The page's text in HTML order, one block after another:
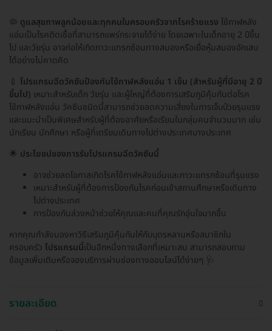
🦠 ดูแลสุขภาพลูกน้อยและทุกคนในครอบครัวจากโรคร้ายแรง ไข้กาฬหลัง
แอ่นเป็นโรคติดเชื้อที่สามารถแพร่กระจายได้ง่าย โดยเฉพาะในเด็กอายุ 2 ปีขึ้น
ไป และวัยรุ่น อาจก่อให้เกิดภาวะแทรกซ้อนทางสมองหรือเยื่อหุ้มสมองอักเสบ
ได้อย่างไม่คาดคิด
💉 โปรแกรมฉีดวัคซีนป้องกันไข้กาฬหลังแอ่น 1 เข็ม (สำหรับผู้ที่มีอายุ 2 ปี
ขึ้นไป) เหมาะสำหรับเด็ก วัยรุ่น และผู้ใหญ่ที่ต้องการเสริมภูมิคุ้มกันต่อโรค
ไข้กาฬหลังแอ่น วัคซีนชนิดนี้สามารถช่วยลดความเสี่ยงในการเจ็บป่วยรุนแรง
และแนะนำเป็นพิเศษสำหรับผู้ที่ต้องอาศัยหรือเรียนในกลุ่มคนจำนวนมาก เช่น
นักเรียน นักศึกษา หรือผู้ที่เตรียมเดินทางไปต่างประเทศบางประเทศ
🌟 ประโยชน์ของการรับโปรแกรมฉีดวัคซีนนี้
อาจช่วยลดโอกาสเกิดโรคไข้กาฬหลังแอ่นและภาวะแทรกซ้อนที่รุนแรง
เหมาะสำหรับผู้ที่ต้องการป้องกันโรคก่อนเข้าสถานศึกษาหรือเดินทาง
ไปต่างประเทศ
การป้องกันล่วงหน้าช่วยให้คุณและคนที่คุณรักอุ่นใจมากขึ้น
หากคุณกำลังมองหาวิธีเสริมภูมิคุ้มกันให้กับบุตรหลานหรือสมาชิกใน
ครอบครัว โปรแกรมนี้เป็นอีกหนึ่งทางเลือกที่เหมาะสม สามารถสอบถาม
ข้อมูลเพิ่มเติมหรือจองบริการผ่านช่องทางออนไลน์ได้ง่ายๆ 🩺
รายละเอียด